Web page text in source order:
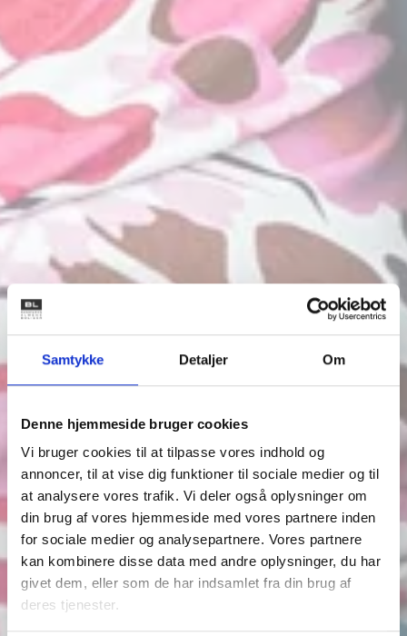
Samtykke Detaljer Om
Denne hjemmeside bruger cookies
Vi bruger cookies til at tilpasse vores indhold og
annoncer, til at vise dig funktioner til sociale medier og til
at analysere vores trafik. Vi deler også oplysninger om
din brug af vores hjemmeside med vores partnere inden
for sociale medier og analysepartnere. Vores partnere
kan kombinere disse data med andre oplysninger, du har
givet dem, eller som de har indsamlet fra din brug af
deres tjenester.